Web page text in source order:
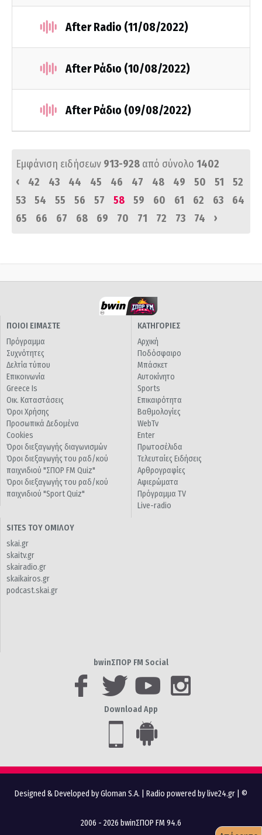
After Radio (11/08/2022)
After Ράδιο (10/08/2022)
After Ράδιο (09/08/2022)
Εμφάνιση ειδήσεων 913-928 από σύνολο 1402
‹
42 43 44 45 46 47 48 49 50 51
52
53
54 55 56 57 58 59 60 61 62 63
64
65
66 67 68 69 70 71 72 73 74 ›
ΠΟΙΟΙ ΕΙΜΑΣΤΕ
Πρόγραμμα
Συχνότητες
Δελτία τύπου
Επικοινωνία
Greece Is
Οικ. Καταστάσεις
Όροι Χρήσης
Προσωπικά Δεδομένα
Cookies
Όροι διεξαγωγής διαγωνισμών
Όροι διεξαγωγής του ραδ/κού
παιχνιδιού "ΣΠΟΡ FM Quiz"
Όροι διεξαγωγής του ραδ/κού
παιχνιδιού "Sport Quiz"
ΚΑΤΗΓΟΡΙΕΣ
Αρχική
Ποδόσφαιρο
Μπάσκετ
Αυτοκίνητο
Sports
Επικαιρότητα
Βαθμολογίες
WebTv
Enter
Πρωτοσέλιδα
Τελευταίες Ειδήσεις
Αρθρογραφίες
Αφιερώματα
Πρόγραμμα TV
Live-radio
SITES ΤΟΥ ΟΜΙΛΟΥ
skai.gr
skaitv.gr
skairadio.gr
skaikairos.gr
podcast.skai.gr
bwinΣΠΟΡ FM Social
Download App
Designed & Developed by Gloman S.A. Radio powered by live24.gr | ©
2006 - 2026 bwinΣΠΟΡ FM 94.6